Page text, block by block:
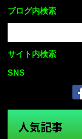
ブログ内検索
サイト内検索
SNS
人気記事